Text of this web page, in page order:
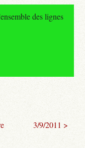
des lignes
3/9/2011 >